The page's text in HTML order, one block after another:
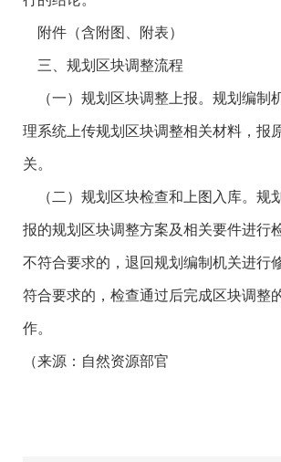
附件（含附图、附表）
三、规划区块调整流程
（一）规划区块调整上报。规划编制
理系统上传规划区块调整相关材料，报
关。
（二）规划区块检查和上图入库。规
报的规划区块调整方案及相关要件进行
不符合要求的，退回规划编制机关进行
符合要求的，检查通过后完成区块调整
作。
（来源：自然资源部官